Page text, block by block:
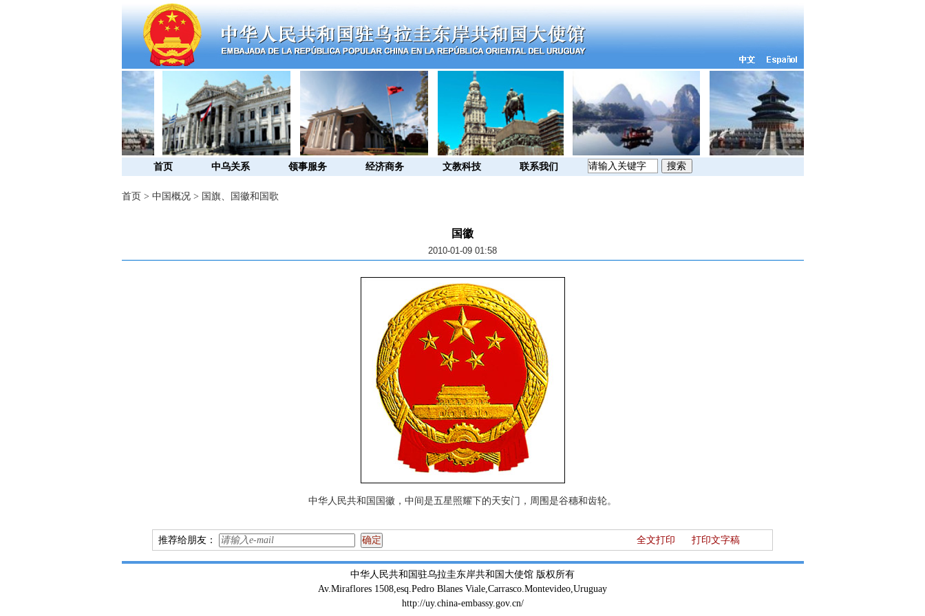
首页 中乌关系 领事服务 经济商务 文教科技 联系我们
首页 > 中国概况> 国旗、国徽和国歌
国徽
2010-01-09 01:58
中华人民共和国国徽，中间是五星照耀下的天安门，周围是谷穗和齿轮。
推荐给朋友： 全文打印 打印文字稿
中华人民共和国驻乌拉圭东岸共和国大使馆 版权所有
Av.Miraflores 1508,esq.Pedro Blanes Viale,Carrasco.Montevideo,Uruguay
http://uy.china-embassy.gov.cn/